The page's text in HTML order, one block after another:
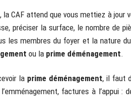
CAF attend que vous mettiez à jour
préciser la surface, le nombre de
les membres du foyer et la nature
ou la prime déménagement.
la prime déménagement, il faut
factures à l’appui :